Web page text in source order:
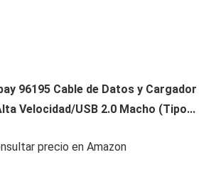
96195 Cable de Datos y Cargador
Velocidad/USB 2.0 Macho (Tipo...
precio en Amazon